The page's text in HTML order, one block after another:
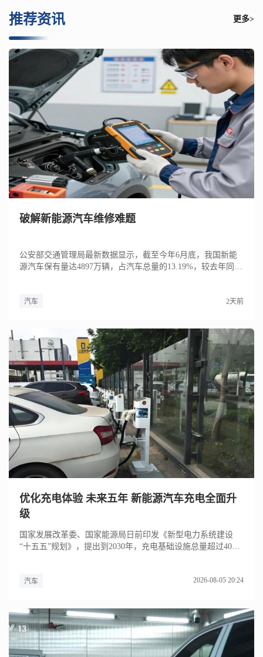
推荐资讯 更多>
破解新能源汽车维修难题
公安部交通管理局最新数据显示，截至今年6月底，我国新能
源汽车保有量达4897万辆，占汽车总量的13.19%，较去年同期
汽车 2天前
优化充电体验 未来五年 新能源汽车充电全面升
级
国家发展改革委、国家能源局日前印发《新型电力系统建设
“十五五”规划》，提出到2030年，充电基础设施总量超过4000
汽车 2026-08-05 20:24